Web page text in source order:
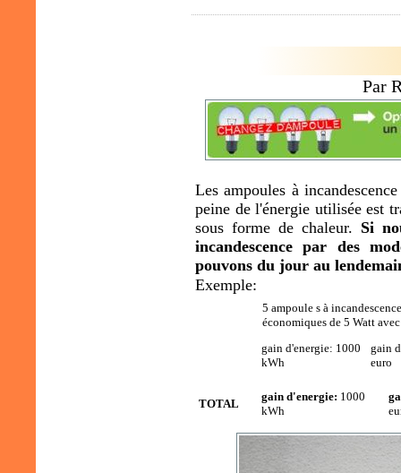
Par
Les ampoules à
peine de l'énergie utilisée est
sous forme de chaleur. Si
incandescence par des
pouvons du jour au
Exemple:
5 ampoule s à
économiques de 5 Watt
gain d'energie: 1000
kWh
gain
euro
TOTAL
gain d'energie: 1000
kWh